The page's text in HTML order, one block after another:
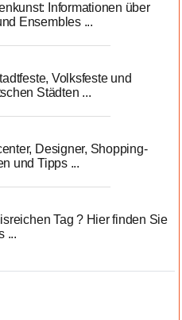
Informationen über
Ensembles ...
Volksfeste und
Städten ...
Designer, Shopping-
und Tipps ...
Tag ? Hier finden Sie
...